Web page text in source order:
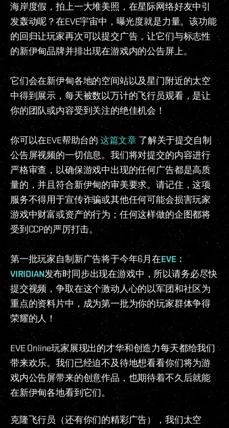
海岸度假，拍上一大堆美照，在星际网络好友中引
发轰动呢？在EVE宇宙中，曝光度就是力量。该功能
的回归让玩家再次可以提交广告，让它们与标志性
的新伊甸品牌并排出现在游戏内的公告屏上。
它们会在新伊甸各地的空间站以及星门附近的太空
中得到展示，每天被数以万计的飞行员观看，是让
你的团队或内容受到关注的绝佳机会！
你可以在EVE帮助台的 这篇文章 了解关于提交自制
公告屏视频的一切信息。我们将对提交的内容进行
严格审查，以确保游戏中出现的任何广告都是高质
量的，并且符合新伊甸的审美要求。请记住，这项
服务不得用于宣传诈骗或其他任何可能会损害玩家
游戏中财富或资产的行为；任何这样做的企图都将
受到CCP的严厉打击。
第一批玩家自制新广告将于今年6月在EVE：
VIRIDIAN发布时同步出现在游戏中，所以请务必尽快
提交视频，争取在这个激动人心的以军团和社区为
重点的资料片中，成为第一批为你的玩家群体争得
荣耀的人！
EVE Online玩家展现出的才华和创造力每天都给我们
带来欢乐。我们已经迫不及待地想看看你们将为游
戏内公告屏带来的创意作品，也期待着不久后就能
在新伊甸各地看到它们。
克隆飞行员（还有你们的精彩广告），我们太空